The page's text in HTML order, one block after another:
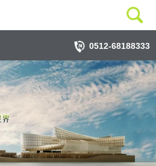
0512-68188333